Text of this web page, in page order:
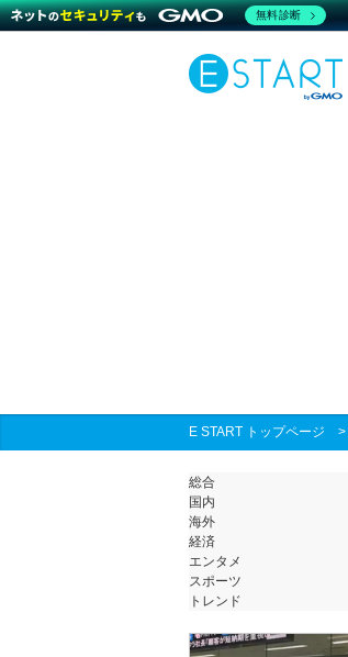
E START トップページ >
総合
国内
海外
経済
エンタメ
スポーツ
トレンド
無料診断